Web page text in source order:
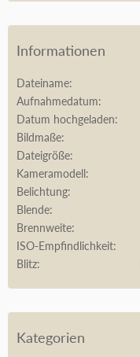
Informationen
Dateiname
Aufnahmedatum
Datum hochgeladen
Bildmaße
Dateigröße
Kameramodell
Belichtung
Blende
Brennweite
ISO-Empfindlichkeit
Blitz
Kategorien